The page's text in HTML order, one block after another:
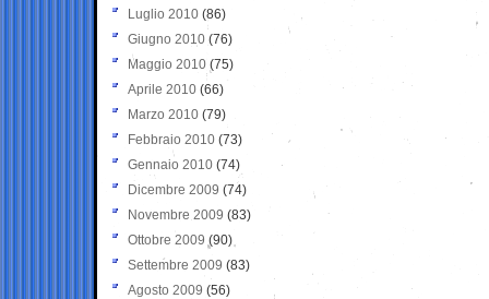
Luglio 2010 (86)
Giugno 2010 (76)
Maggio 2010 (75)
Aprile 2010 (66)
Marzo 2010 (79)
Febbraio 2010 (73)
Gennaio 2010 (74)
Dicembre 2009 (74)
Novembre 2009 (83)
Ottobre 2009 (90)
Settembre 2009 (83)
Agosto 2009 (56)